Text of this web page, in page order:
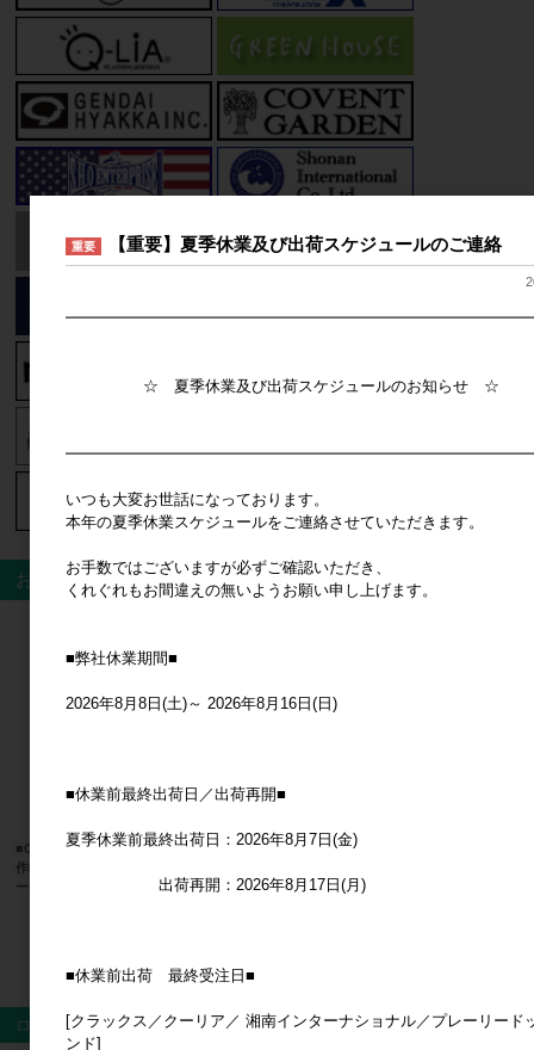
おすすめ商品
■CRUX(クラックス)■■2026AW 新
作■ ハイキュー！！ おはじきシ
ールフレーク 烏野高校
■キーストーン■ YOGAアニマル
メーカー希望小売価格
ログイン
重要 【重要】夏季休業及び出荷スケジュールのご連絡
☆ 夏季休業及び出荷スケジュールのお知らせ ☆
いつも大変お世話になっております。
本年の夏季休業スケジュールをご連絡させていただきます。
お手数ではございますが必ずご確認いただき、
くれぐれもお間違えの無いようお願い申し上げます。
■弊社休業期間■
2026年8月8日(土)～ 2026年8月16日(日)
■休業前最終出荷日／出荷再開■
夏季休業前最終出荷日：2026年8月7日(金)
出荷再開：2026年8月17日(月)
■休業前出荷 最終受注日■
[クラックス／クーリア／ 湘南インターナショナル／プレーリード
ンド]